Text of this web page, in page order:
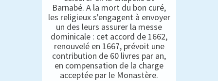
Barnabé. A la mort du bon curé,
les religieux s'engagent à envoyer
un des leurs assurer la messe
dominicale : cet accord de 1662,
renouvelé en 1667, prévoit une
contribution de 60 livres par an,
en compensation de la charge
acceptée par le Monastère.